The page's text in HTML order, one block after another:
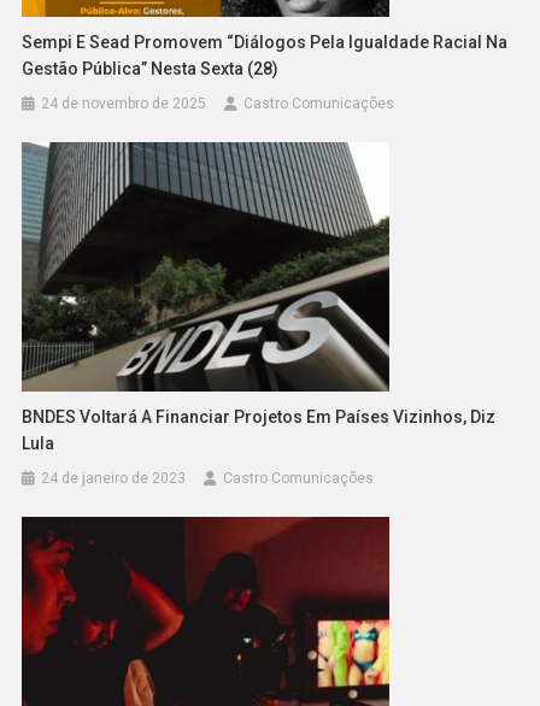
Sempi E Sead Promovem “Diálogos Pela Igualdade Racial Na
Gestão Pública” Nesta Sexta (28)
24 de novembro de 2025 Castro Comunicações
BNDES Voltará A Financiar Projetos Em Países Vizinhos, Diz
Lula
24 de janeiro de 2023 Castro Comunicações